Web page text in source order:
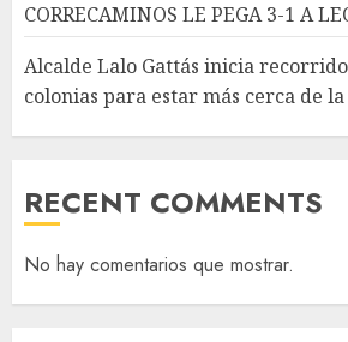
CORRECAMINOS LE PEGA 3-1 A
Alcalde Lalo Gattás inicia
colonias para estar más cerca de
RECENT COMMENTS
No hay comentarios que mostrar.